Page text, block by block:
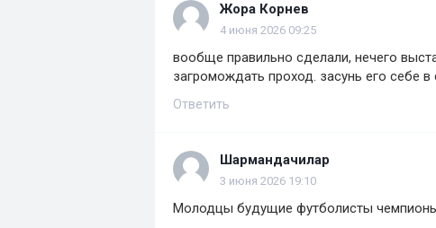
Жора Корнев
4 июня 2026 09:25
вообще правильно сделали, нечего
загромождать проход. засунь его себе
Ответить
Шармандачилар
3 июня 2026 19:10
Молодцы будущие футболисты